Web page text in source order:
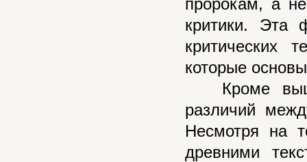
пророкам, а
критики. Эта
критических
которые
Кроме
различий
Несмотря на
древними